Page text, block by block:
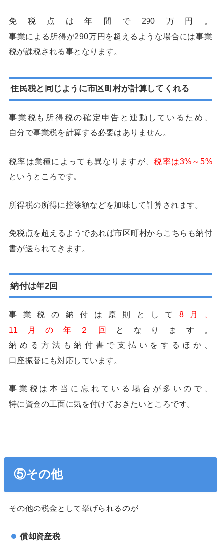
免税点は年間で290万円。
事業による所得が290万円を超えるような場合には事業
税が課税される事となります。
住民税と同じように市区町村が計算してくれる
事業税も所得税の確定申告と連動しているため、
自分で事業税を計算する必要はありません。
税率は業種によっても異なりますが、税率は3%～5%
というところです。
所得税の所得に控除額などを加味して計算されます。
免税点を超えるようであれば市区町村からこちらも納付
書が送られてきます。
納付は年2回
事業税の納付は原則として8月、
11月の年２回
となります。
納める方法も納付書で支払いをするほか、
口座振替にも対応しています。
事業税は本当に忘れている場合が多いので、
特に資金の工面に気を付けておきたいところです。
⑤その他
その他の税金として挙げられるのが
償却資産税